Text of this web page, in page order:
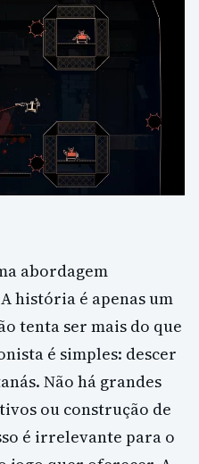
abordagem
história é apenas um
tenta ser mais do que
é simples: descer
Não há grandes
ou construção de
é irrelevante para o